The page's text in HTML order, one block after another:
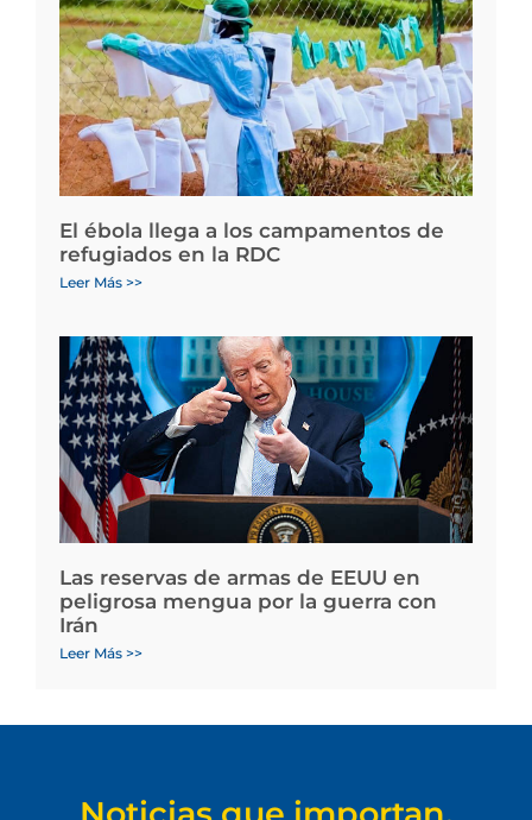
El ébola llega a los campamentos de
refugiados en la RDC
Leer Más >>
Las reservas de armas de EEUU en
peligrosa mengua por la guerra con
Irán
Leer Más >>